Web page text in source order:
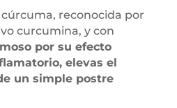
reconocida por
curcumina, y con
por su efecto
elevas el
un simple postre